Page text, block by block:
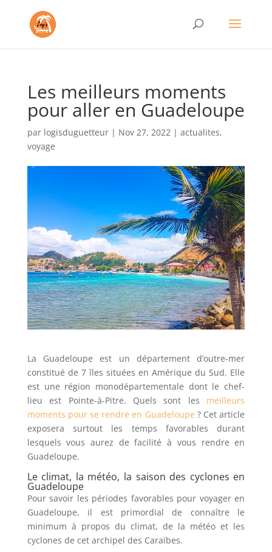
Les meilleurs moments
pour aller en Guadeloupe
par logisduguetteur| Nov 27, 2022| actualites,
voyage
La Guadeloupe est un département d’outre-mer
constitué de 7 îles situées en Amérique du Sud. Elle
est une région monodépartementale dont le chef-
lieu est Pointe-à-Pitre. Quels sont les meilleurs
moments pour se rendre en Guadeloupe ? Cet article
exposera surtout les temps favorables durant
lesquels vous aurez de facilité à vous rendre en
Guadeloupe.
Le climat, la météo, la saison des cyclones en
Guadeloupe
Pour savoir les périodes favorables pour voyager en
Guadeloupe, il est primordial de connaître le
minimum à propos du climat, de la météo et les
cyclones de cet archipel des Caraïbes.